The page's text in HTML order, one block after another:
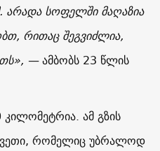
არადა სოფელში მაღაზია
რითაც შეგვიძლია,
», —ამბობს 23 წლის
კილომეტრია. ამ გზის
რომელიც უბრალოდ